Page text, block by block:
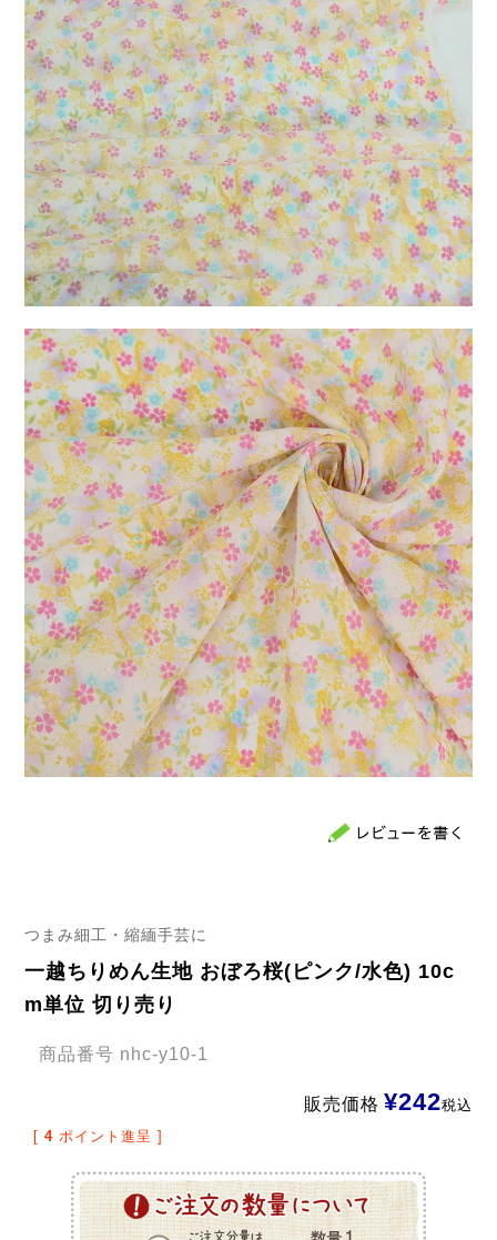
つまみ細工・縮緬手芸に
一越ちりめん生地 おぼろ桜(ピンク/水色) 10c
m単位 切り売り
商品番号 nhc-y10-1
販売価格 ¥242税込
[ 4 ポイント進呈 ]